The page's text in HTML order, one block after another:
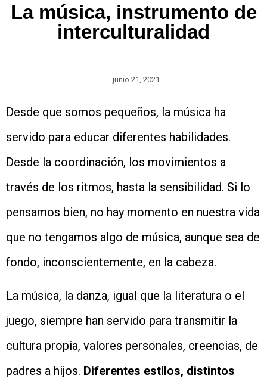
La música, instrumento de
interculturalidad
junio 21, 2021
Desde que somos pequeños, la música ha
servido para educar diferentes habilidades.
Desde la coordinación, los movimientos a
través de los ritmos, hasta la sensibilidad. Si lo
pensamos bien, no hay momento en nuestra vida
que no tengamos algo de música, aunque sea de
fondo, inconscientemente, en la cabeza.
La música, la danza, igual que la literatura o el
juego, siempre han servido para transmitir la
cultura propia, valores personales, creencias, de
padres a hijos. Diferentes estilos, distintos